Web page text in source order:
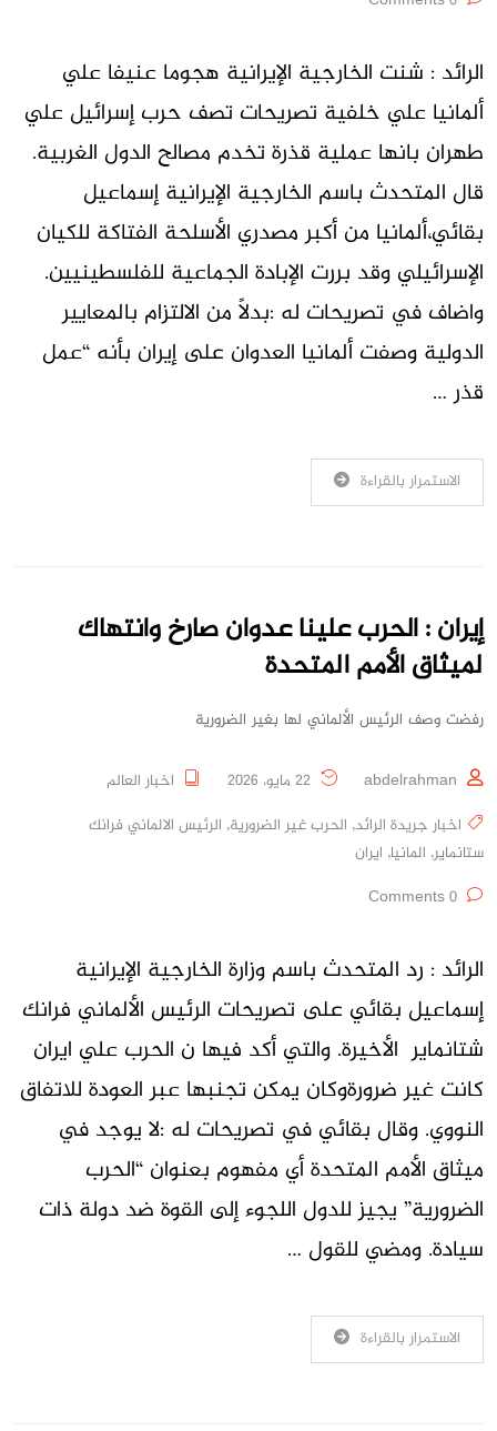
الرائد : شنت الخارجية الإيرانية هجوما عنيفا علي
ألمانيا علي خلفية تصريحات تصف حرب إسرائيل علي
طهران بانها عملية قذرة تخدم مصالح الدول الغربية.
قال المتحدث باسم الخارجية الإيرانية إسماعيل
بقائي،ألمانيا من أكبر مصدري الأسلحة الفتاكة للكيان
الإسرائيلي وقد بررت الإبادة الجماعية للفلسطينيين.
واضاف في تصريحات له :بدلاً من الالتزام بالمعايير
الدولية وصفت ألمانيا العدوان على إيران بأنه “عمل
قذر …
الاستمرار بالقراءة
إيران : الحرب علينا عدوان صارخ وانتهاك
لميثاق الأمم المتحدة
رفضت وصف الرئيس الألماني لها بغير الضرورية
abdelrahman
اخبار العالم
اخبار جريدة الرائد, الحرب غير الضرورية, الرئيس الالماني فرانك
ستانماير, المانيا, ايران
الرائد : رد المتحدث باسم وزارة الخارجية الإيرانية
إسماعيل بقائي على تصريحات الرئيس الألماني فرانك
شتانماير الأخيرة. والتي أكد فيها ن الحرب علي ايران
كانت غير ضرورةوكان يمكن تجنبها عبر العودة للاتفاق
النووي. وقال بقائي في تصريحات له :لا يوجد في
ميثاق الأمم المتحدة أي مفهوم بعنوان “الحرب
الضرورية” يجيز للدول اللجوء إلى القوة ضد دولة ذات
سيادة. ومضي للقول …
الاستمرار بالقراءة